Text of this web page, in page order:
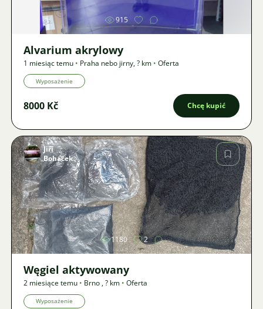
915
Alvarium akrylowy
1 miesiąc temu • Praha nebo jirny,? km • Oferta
Wyposażenie
8000 Kč Chcę kupić
Zdjęcie
Jiří
Boháček
1180 2
Węgiel aktywowany
2 miesiące temu • Brno ,? km • Oferta
Wyposażenie